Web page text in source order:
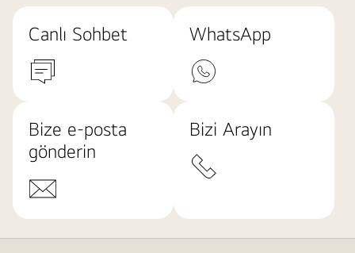
Canlı Sohbet WhatsApp
Bize e-posta
gönderin
Bizi Arayın